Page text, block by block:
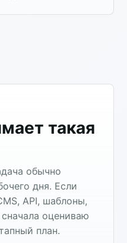
такая
обычно
дня. Если
API, шаблоны,
сначала оцениваю
план.